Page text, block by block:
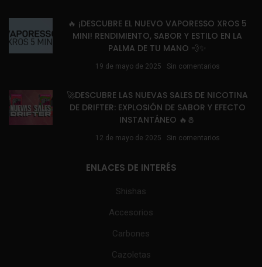
🔥 ¡DESCUBRE EL NUEVO VAPORESSO XROS 5
MINI! RENDIMIENTO, SABOR Y ESTILO EN LA
PALMA DE TU MANO 💨✨
19 de mayo de 2025 Sin comentarios
🚀DESCUBRE LAS NUEVAS SALES DE NICOTINA
DE DRIFTER: EXPLOSIÓN DE SABOR Y EFECTO
INSTANTÁNEO 🔥🧂
12 de mayo de 2025 Sin comentarios
ENLACES DE INTERÉS
Shishas
Accesorios
Carbones
Cazoletas